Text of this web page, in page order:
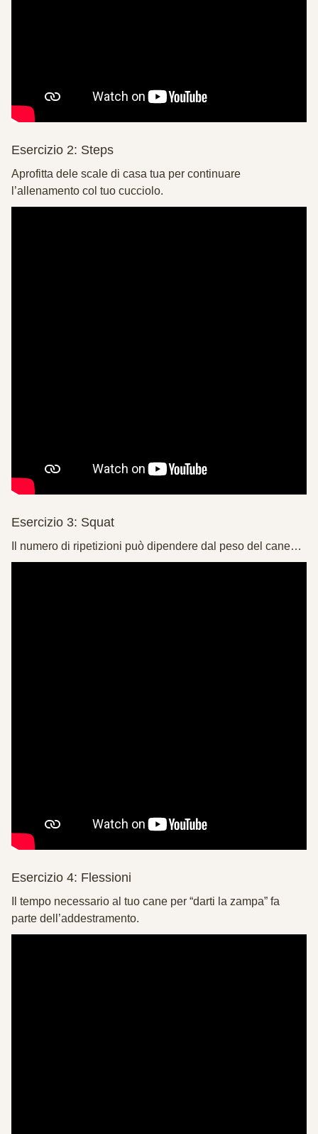
Esercizio 2: Steps
Aprofitta dele scale di casa tua per continuare
l’allenamento col tuo cucciolo.
Esercizio 3: Squat
Il numero di ripetizioni può dipendere dal peso del cane…
Esercizio 4: Flessioni
Il tempo necessario al tuo cane per “darti la zampa” fa
parte dell’addestramento.